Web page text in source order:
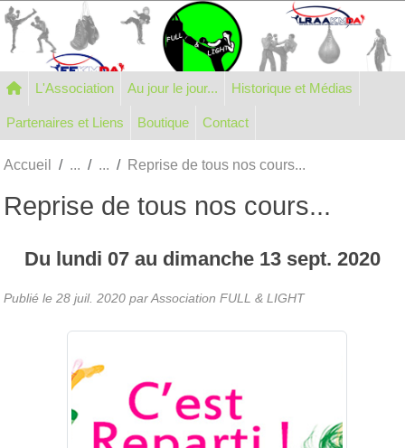
L'Association Au jour le jour... Historique et Médias
Partenaires et Liens Boutique Contact
Accueil Reprise de tous nos cours...
Reprise de tous nos cours...
Du lundi 07 au dimanche 13 sept. 2020
Publié le 28 juil. 2020 par Association FULL & LIGHT
Panneau de gestion des cookies